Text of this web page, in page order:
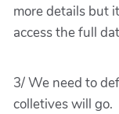
more details but
access the full
3/ We need to
colletives will go.